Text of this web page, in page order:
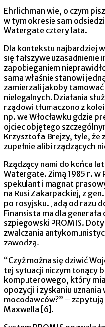
Ehrlichman wie, o czym
w tym okresie sam
Watergate cztery lata.
Dla kontekstu najbardziej
się fałszywe uzasadnienie
zapobieganiem
sama właśnie stanowi
zamierzali jakoby
nielegalnych. Działania
rządowi tłumaczono z
np. we Włocławku gdzie
ojciec objętego
Krzysztofa Brejzy, tyle, że
zupełnie alibi rządzących
Rządzący nami do końca
Watergate. Zimą 1985 r. w
spekulant i magnat
na Rusi Zakarpackiej, z
po rosyjsku. Jadą od razu
Finansista ma dla
szpiegowski PROMIS.
zwalczania
zawodzą.
“Czyż można się dziwić
tej sytuacji niczym tonący
komputerowego, który
opozycji i zyskaniu uznania
mocodawców?” –
Maxwella [6].